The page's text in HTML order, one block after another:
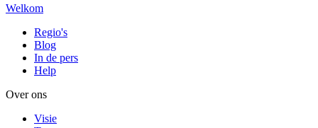
Welkom
Regio's
Blog
In de pers
Help
Over ons
Visie